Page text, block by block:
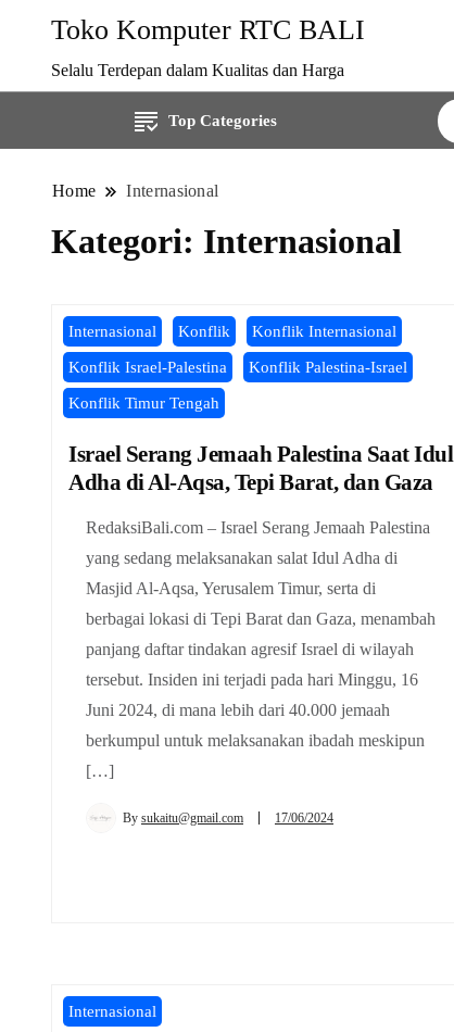
Toko Komputer RTC BALI
Selalu Terdepan dalam Kualitas dan Harga
Top Categories
Home Internasional
Kategori: Internasional
Internasional Konflik Konflik Internasional
Konflik Israel-Palestina Konflik Palestina-Israel
Konflik Timur Tengah
Israel Serang Jemaah Palestina Saat Idul
Adha di Al-Aqsa, Tepi Barat, dan Gaza
RedaksiBali.com – Israel Serang Jemaah Palestina
yang sedang melaksanakan salat Idul Adha di
Masjid Al-Aqsa, Yerusalem Timur, serta di
berbagai lokasi di Tepi Barat dan Gaza, menambah
panjang daftar tindakan agresif Israel di wilayah
tersebut. Insiden ini terjadi pada hari Minggu, 16
Juni 2024, di mana lebih dari 40.000 jemaah
berkumpul untuk melaksanakan ibadah meskipun
[…]
By sukaitu@gmail.com 17/06/2024
Internasional